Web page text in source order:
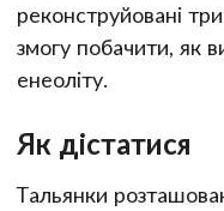
реконструйовані
змогу побачити, як
енеоліту.
Як дістатися
Тальянки